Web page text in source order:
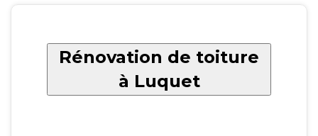
Rénovation de toiture
à Luquet